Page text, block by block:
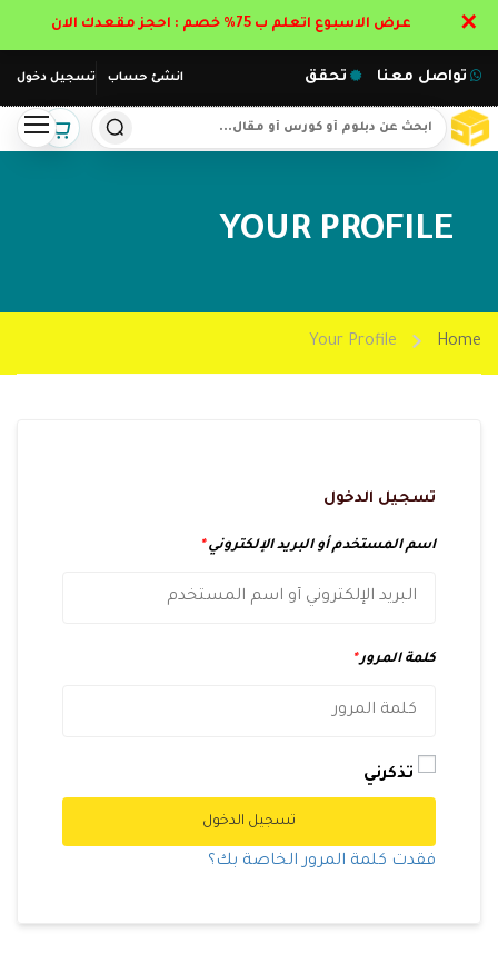
انشئ حساب تسجيل دخول تواصل معنا تحقق
YOUR PROFILE
Home
Your Profile
تسجيل الدخول
اسم المستخدم أو البريد الإلكتروني*
كلمة المرور*
تذكرني
تسجيل الدخول
فقدت كلمة المرور الخاصة بك؟
عرض الاسبوع اتعلم ب 75% خصم : احجز مقعدك الان ✕